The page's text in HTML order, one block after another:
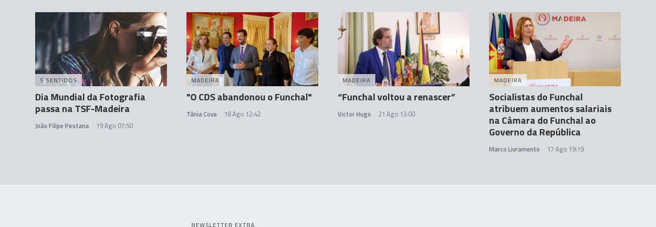
5 SENTIDOS
Dia Mundial da Fotografia
passa na TSF-Madeira
João Filipe Pestana 19 Ago 07:50
MADEIRA
"O CDS abandonou o Funchal"
Tânia Cova 18 Ago 12:42
MADEIRA
“Funchal voltou a renascer”
Victor Hugo 21 Ago 13:00
MADEIRA
Socialistas do Funchal
atribuem aumentos salariais
na Câmara do Funchal ao
Governo da República
Marco Livramento 17 Ago 19:19
NEWSLETTER EXTRA